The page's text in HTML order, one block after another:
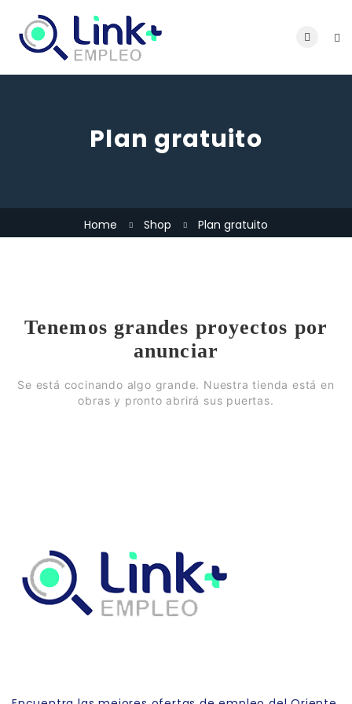
Plan gratuito
Home Shop Plan gratuito
Tenemos grandes proyectos por
anunciar
Se está cocinando algo grande. Nuestra tienda está en
obras y pronto abrirá sus puertas.